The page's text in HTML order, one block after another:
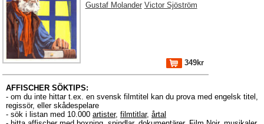
Gustaf Molander Victor Sjöström
349kr
AFFISCHER SÖKTIPS:
- om du inte hittar t.ex. en svensk filmtitel kan du prova med engelsk titel,
regissör, eller skådespelare
- sök i listan med 10.000 artister, filmtitlar, årtal